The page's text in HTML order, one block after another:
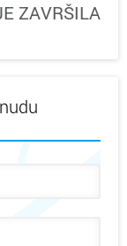
ZAVRŠILA